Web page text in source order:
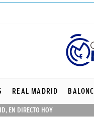
REAL MADRID
EN DIRECTO HOY